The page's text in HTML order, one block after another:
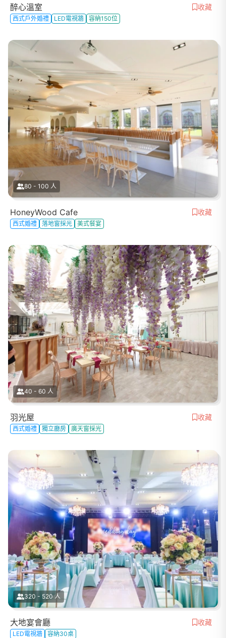
醉心溫室 收藏
西式戶外婚禮 LED電視牆 容納150位
80 - 100 人
HoneyWood Cafe 收藏
西式婚禮 落地窗採光 美式餐宴
40 - 60 人
羽光屋 收藏
西式婚禮 獨立廳房 廣天窗採光
320 - 520 人
大地宴會廳 收藏
LED電視牆 容納30桌